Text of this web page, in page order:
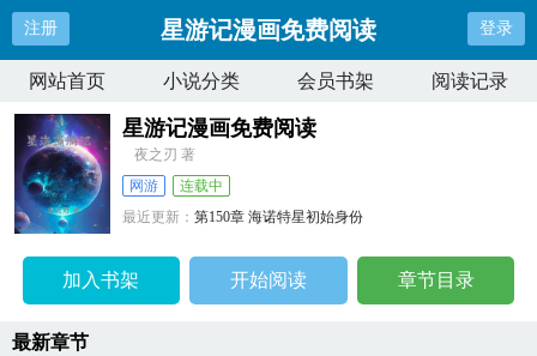
注册 星游记漫画免费阅读 登录
网站首页 小说分类 会员书架 阅读记录
星游记漫画免费阅读
夜之刃 著
网游
连载中
最近更新：第150章 海诺特星初始身份
加入书架 开始阅读 章节目录
最新章节